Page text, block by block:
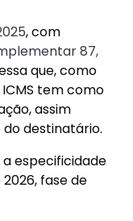
, com
87,
que, como
tem como
assim
destinatário.
especificidade
fase de